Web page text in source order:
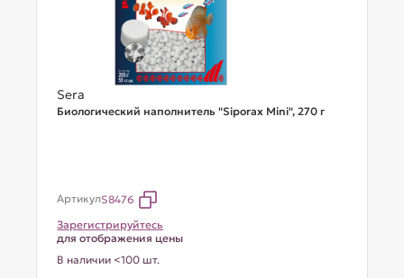
Sera
Биологический наполнитель "Siporax Mini", 270 г
АртикулS8476
Зарегистрируйтесь
для отображения цены
В наличии <100 шт.